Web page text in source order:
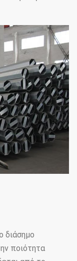
διάσημο
ποιότητα